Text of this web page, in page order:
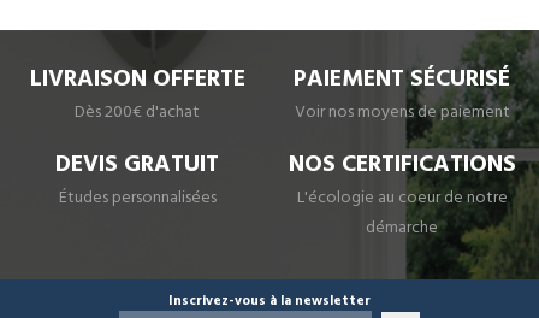
LIVRAISON OFFERTE
Dès 200€ d'achat
PAIEMENT SÉCURISÉ
Voir nos moyens de paiement
DEVIS GRATUIT
Études personnalisées
NOS CERTIFICATIONS
L'écologie au coeur de notre
démarche
Inscrivez-vous à la newsletter